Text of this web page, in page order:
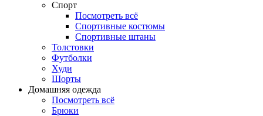
Спорт
Посмотреть всё
Спортивные костюмы
Спортивные штаны
Толстовки
Футболки
Худи
Шорты
Домашняя одежда
Посмотреть всё
Брюки